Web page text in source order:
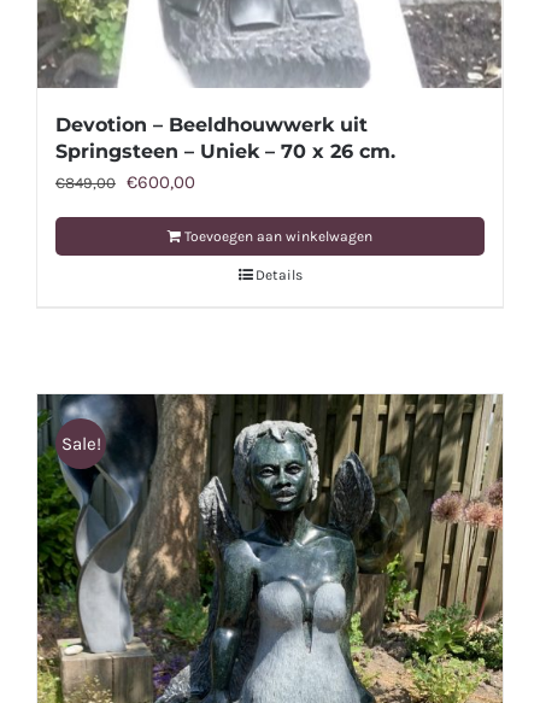
Devotion – Beeldhouwwerk uit
Springsteen – Uniek – 70 x 26 cm.
€849,00 Oorspronkelijke
prijs
€600,00
prijs
is:
€600,00.
Toevoegen aan winkelwagen
Details
Sale!